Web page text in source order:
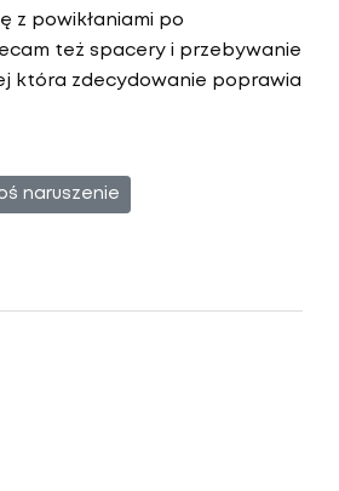
z powikłaniami po
też spacery i przebywanie
która zdecydowanie poprawia
naruszenie